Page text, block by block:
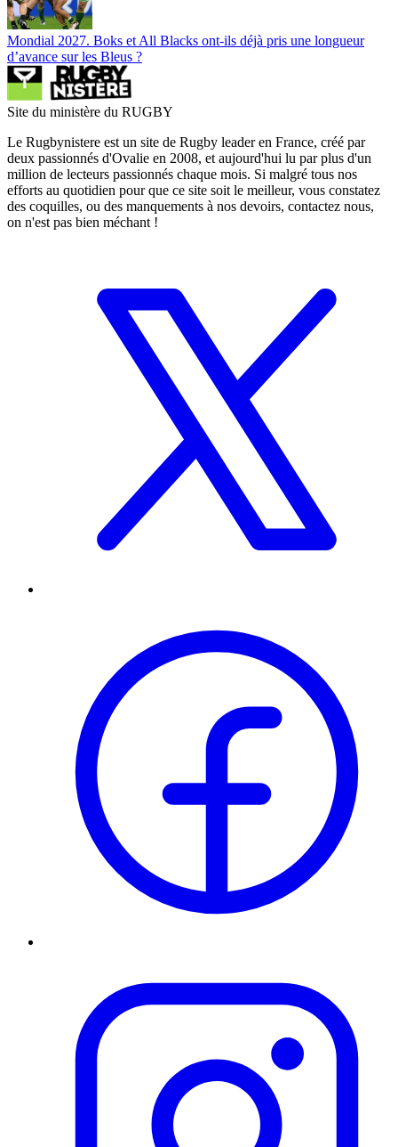
Mondial 2027. Boks et All Blacks ont-ils déjà pris une longueur
d’avance sur les Bleus ?
Site du ministère du RUGBY
Le Rugbynistere est un site de Rugby leader en France, créé par
deux passionnés d'Ovalie en 2008, et aujourd'hui lu par plus d'un
million de lecteurs passionnés chaque mois. Si malgré tous nos
efforts au quotidien pour que ce site soit le meilleur, vous constatez
des coquilles, ou des manquements à nos devoirs, contactez nous,
on n'est pas bien méchant !